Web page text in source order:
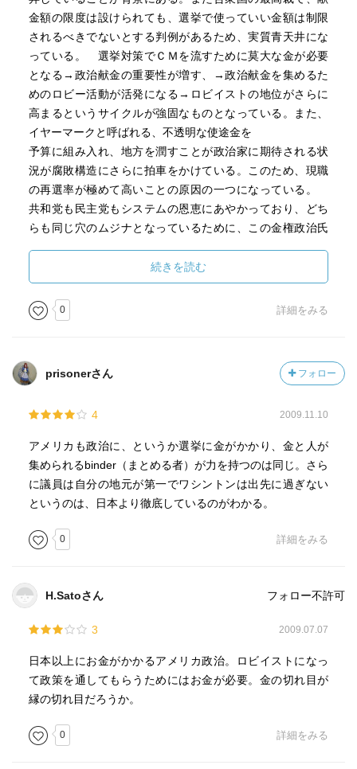
［ 参考となる書評 ］
金額の限度は設けられても、選挙で使っていい金額は制限
されるべきでないとする判例があるため、実質青天井にな
っている。 選挙対策でＣＭを流すために莫大な金が必要
となる→政治献金の重要性が増す、→政治献金を集めるた
めのロビー活動が活発になる→ロビイストの地位がさらに
高まるというサイクルが強固なものとなっている。また、
イヤーマークと呼ばれる、不透明な使途金を
予算に組み入れ、地方を潤すことが政治家に期待される状
況が腐敗構造にさらに拍車をかけている。このため、現職
の再選率が極めて高いことの原因の一つになっている。
共和党も民主党もシステムの恩恵にあやかっており、どち
らも同じ穴のムジナとなっているために、この金権政治氏
ることはできないのである。こういった腐敗を改革するた
めの第三者機関によるチェックというものが必要になるで
あろう。政府・議会・省庁全体がぐるになっている構造を
打破するための方法論がいま検討されるべき課題である。
続きを読む
0 詳細をみる
prisonerさん フォロー
4 2009.11.10
アメリカも政治に、というか選挙に金がかかり、金と人が
集められるbinder（まとめる者）が力を持つのは同じ。さら
に議員は自分の地元が第一でワシントンは出先に過ぎない
というのは、日本より徹底しているのがわかる。
0 詳細をみる
H.Satoさん フォロー不許可
3 2009.07.07
日本以上にお金がかかるアメリカ政治。ロビイストになっ
て政策を通してもらうためにはお金が必要。金の切れ目が
縁の切れ目だろうか。
0 詳細をみる